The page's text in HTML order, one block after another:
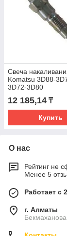
Свеча
Komatsu 3D88-
3D72-3D80
12 185,14 ₸
Купить
О нас
Рейтинг не
Менее 5
Работает с
г. Алматы